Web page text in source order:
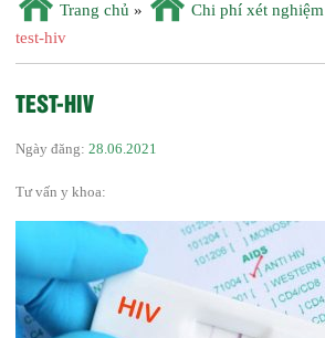
Trang chủ » Chi phí xét
test-hiv
TEST-HIV
Ngày đăng: 28.06.2021
Tư vấn y khoa: